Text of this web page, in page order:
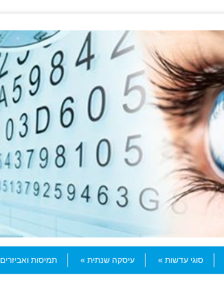
סוגי עדשות עיסקה שנתית תמיסות ואביזרים